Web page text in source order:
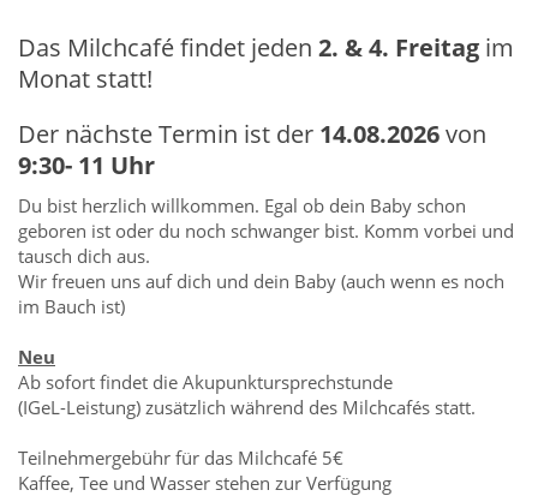
Das Milchcafé findet jeden 2. & 4. Freitag im
Monat statt!
Der nächste Termin ist der 14.08.2026von
9:30- 11 Uhr
Du bist herzlich willkommen. Egal ob dein Baby schon
geboren ist oder du noch schwanger bist. Komm vorbei und
tausch dich aus.
Wir freuen uns auf dich und dein Baby (auch wenn es noch
im Bauch ist)
Neu
Ab sofort findet die Akupunktursprechstunde
(IGeL-Leistung) zusätzlich während des Milchcafés statt.
Teilnehmergebühr für das Milchcafé 5€
Kaffee, Tee und Wasser stehen zur Verfügung